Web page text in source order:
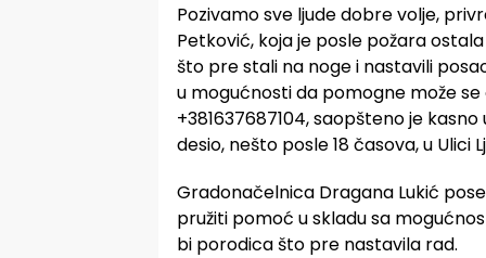
Pozivamo sve ljude dobre volje,
Petković, koja je posle požara
što pre stali na noge i nastavili
u mogućnosti da pomogne može
+381637687104, saopšteno je
desio, nešto posle 18 časova, u Ulici
Gradonačelnica Dragana Lukić
pružiti pomoć u skladu sa
bi porodica što pre nastavila rad.